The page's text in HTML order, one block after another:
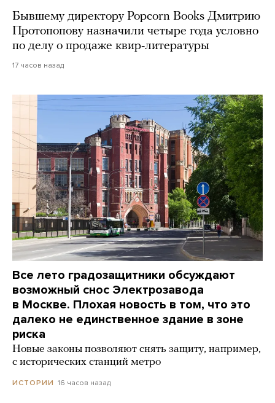
Бывшему директору Popcorn Books Дмитрию
Протопопову назначили четыре года условно
по делу о продаже квир-литературы
17 часов назад
Все лето градозащитники обсуждают
возможный снос Электрозавода
в Москве. Плохая новость в том, что это
далеко не единственное здание в зоне
риска
Новые законы позволяют снять защиту, например,
с исторических станций метро
ИСТОРИИ 16 часов назад